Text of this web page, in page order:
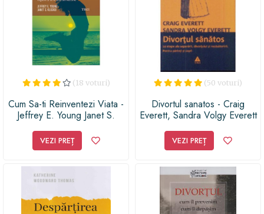
(18 voturi)
Cum Sa-ti Reinventezi Viata -
Jeffrey E. Young Janet S.
VEZI PREȚ
(50 voturi)
Divortul sanatos - Craig
Everett, Sandra Volgy Everett
VEZI PREȚ